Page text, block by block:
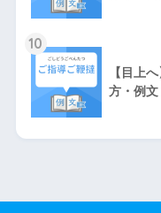
10
【目上
方・例文